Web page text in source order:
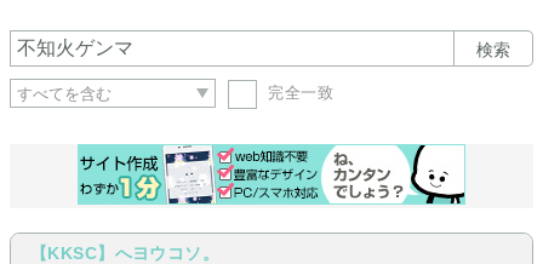
検索
完全一致
【KKSC】へヨウコソ。